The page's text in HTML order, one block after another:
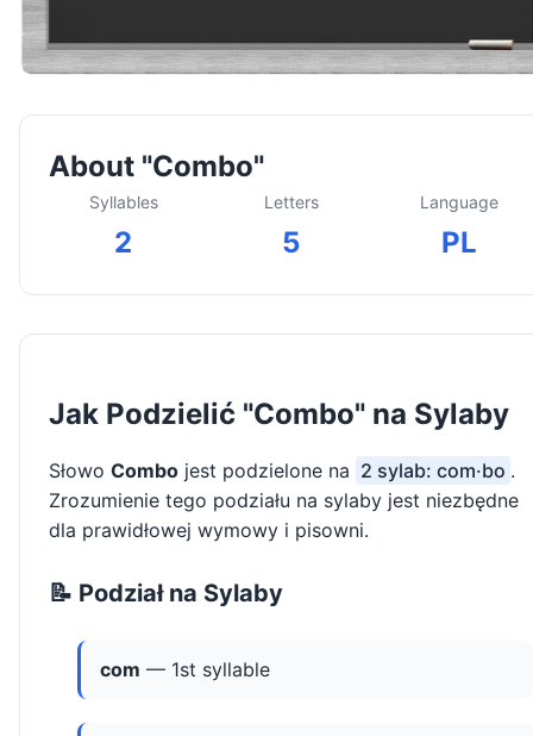
About "Combo"
Syllables
2
Letters
5
Language
PL
Jak Podzielić "Combo" na Sylaby
Słowo Combo jest podzielone na 2 sylab: com·bo .
Zrozumienie tego podziału na sylaby jest niezbędne
dla prawidłowej wymowy i pisowni.
📝 Podział na Sylaby
com — 1st syllable